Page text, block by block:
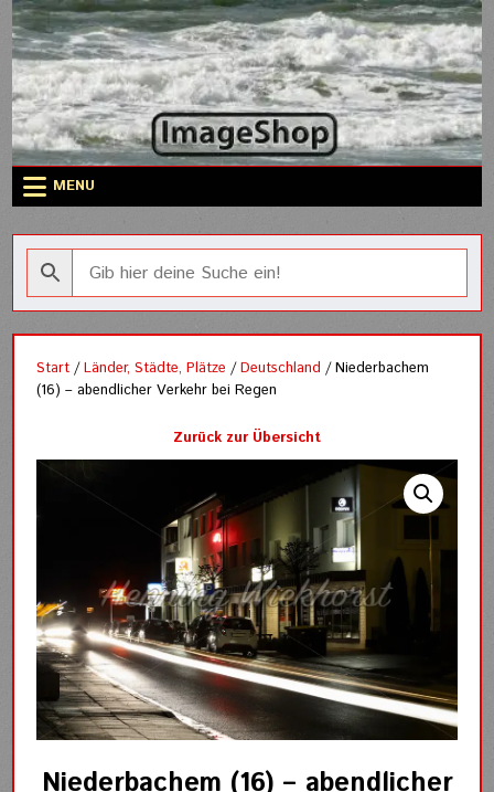
Skip
to
content
MENU
Start /Länder, Städte, Plätze /Deutschland / Niederbachem
(16) – abendlicher Verkehr bei Regen
Zurück zur Übersicht
Niederbachem (16) – abendlicher